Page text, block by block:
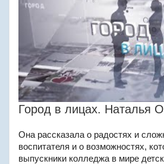
Город в лицах. Наталья
Она рассказала о радостях и
воспитателя и о возможностях,
выпускники колледжа в мире